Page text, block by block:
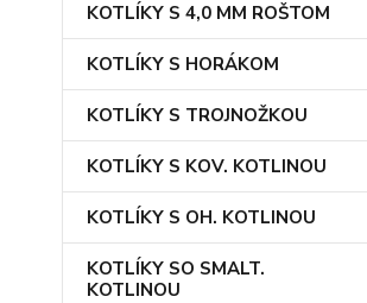
KOTLÍKY S 4,0 MM ROŠTOM
KOTLÍKY S HORÁKOM
KOTLÍKY S TROJNOŽKOU
KOTLÍKY S KOV. KOTLINOU
KOTLÍKY S OH. KOTLINOU
KOTLÍKY SO SMALT.
KOTLINOU